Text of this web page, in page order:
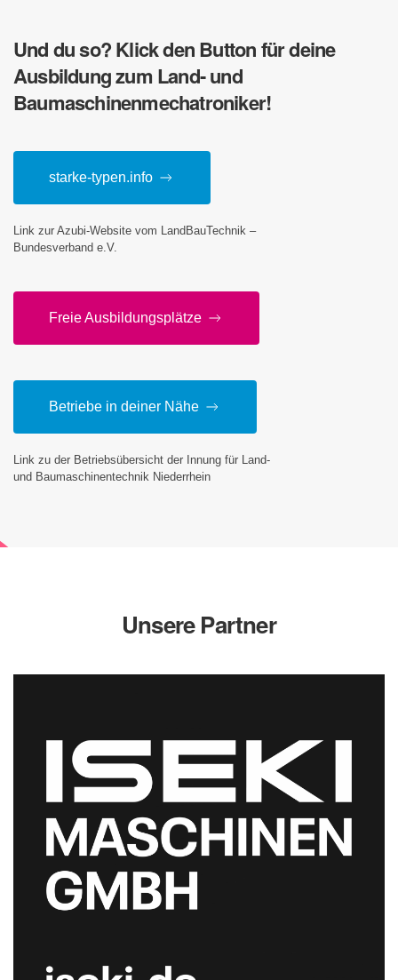
Und du so? Klick den Button für deine
Ausbildung zum Land- und
Baumaschinenmechatroniker!
starke-typen.info
Link zur Azubi-Website vom LandBauTechnik –
Bundesverband e.V.
Freie Aus­bil­dungs­plätze
Betriebe in deiner Nähe
Link zu der Betriebsübersicht der Innung für Land-
und Baumaschinentechnik Niederrhein
Unsere Partner